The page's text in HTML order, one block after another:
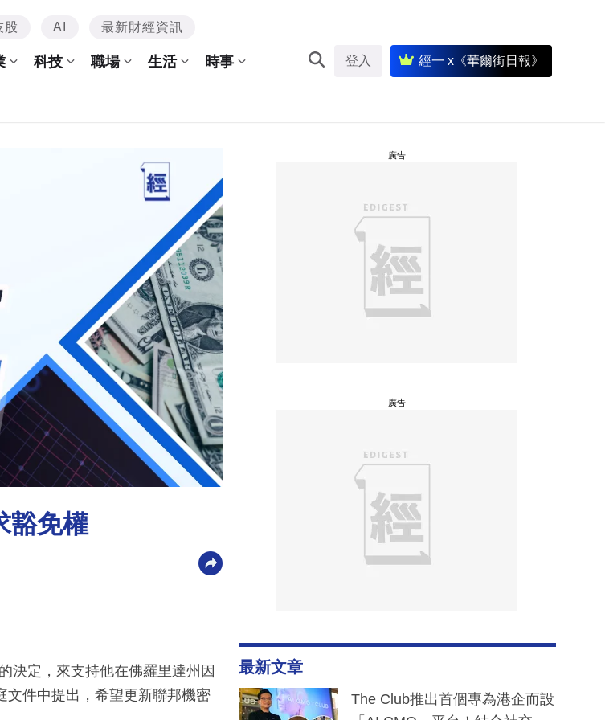
股 AI 最新財經資訊
科技 職場 生活 時事 登入 經一 x《華爾街日報》
豁免權
決定，來支持他在佛羅里達州因
文件中提出，希望更新聯邦機密
廣告
廣告
最新文章
The Club推出首個專為港企而設